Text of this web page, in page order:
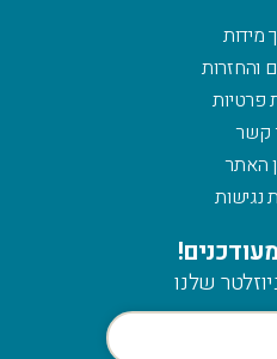
מידות
והחזרות
פרטיות
קשר
האתר
נגישות
שלנו